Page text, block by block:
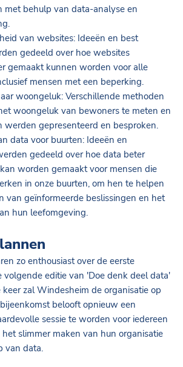
met behulp van data-analyse en
van websites: Ideeën en best
gedeeld over hoe websites
gemaakt kunnen worden voor alle
mensen met een beperking.
woongeluk: Verschillende methoden
woongeluk van bewoners te meten en
werden gepresenteerd en besproken.
data voor buurten: Ideeën en
gedeeld over hoe data beter
worden gemaakt voor mensen die
in onze buurten, om hen te helpen
van geïnformeerde beslissingen en het
hun leefomgeving.
zo enthousiast over de eerste
volgende editie van 'Doe denk deel data'
zal Windesheim de organisatie op
belooft opnieuw een
sessie te worden voor iedereen
slimmer maken van hun organisatie
van data.